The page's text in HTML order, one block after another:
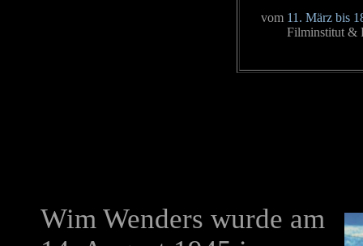
vom 11. März bis
Filminstitut &
Wim Wenders wurde am